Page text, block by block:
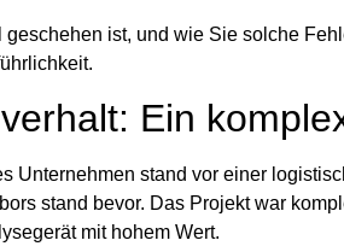
geschehen ist, und wie Sie solche
Ein
Unternehmen stand vor einer
stand bevor. Das Projekt war
mit hohem Wert.